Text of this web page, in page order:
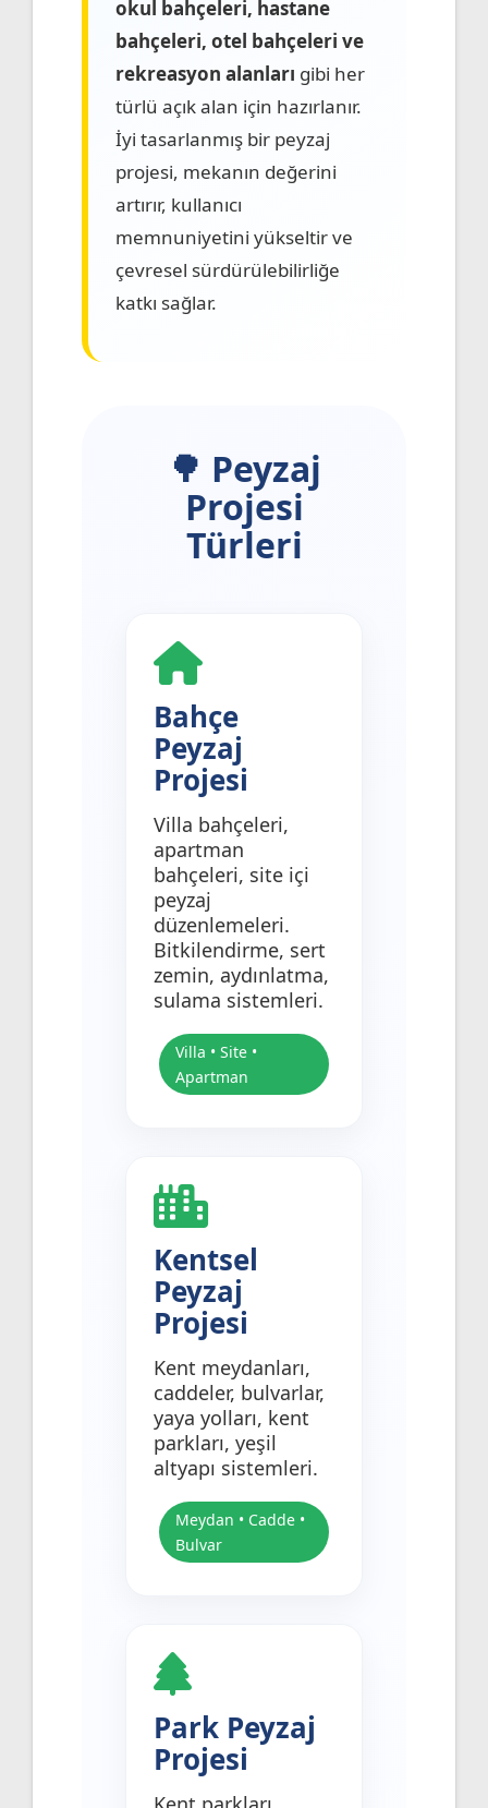
okul bahçeleri, hastane
bahçeleri, otel bahçeleri ve
rekreasyon alanları gibi her
türlü açık alan için hazırlanır.
İyi tasarlanmış bir peyzaj
projesi, mekanın değerini
artırır, kullanıcı
memnuniyetini yükseltir ve
çevresel sürdürülebilirliğe
katkı sağlar.
🌳 Peyzaj
Projesi
Türleri
Bahçe
Peyzaj
Projesi
Villa bahçeleri,
apartman
bahçeleri, site içi
peyzaj
düzenlemeleri.
Bitkilendirme, sert
zemin, aydınlatma,
sulama sistemleri.
Villa • Site •
Apartman
Kentsel
Peyzaj
Projesi
Kent meydanları,
caddeler, bulvarlar,
yaya yolları, kent
parkları, yeşil
altyapı sistemleri.
Meydan • Cadde •
Bulvar
Park Peyzaj
Projesi